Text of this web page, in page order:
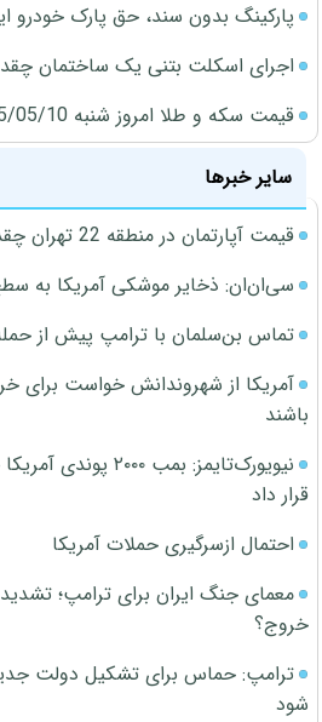
پارکینگ بدون سند، حق پارک خودرو
اجرای اسکلت بتنی یک ساختمان
قیمت سکه و طلا امروز شنبه 1405/05/10
سایر خبرها
قیمت آپارتمان در منطقه 22 تهران چقدر است؟
سی‌ان‌ان: ذخایر موشکی آمریکا به
تماس بن‌سلمان با ترامپ پیش از حمله
آمریکا از شهروندانش خواست برای
باشند
نیویورک‌تایمز: بمب
قرار داد
احتمال ازسرگیری حملات آمریکا
معمای جنگ ایران برای ترامپ؛ تشدید
خروج؟
ترامپ: حماس برای تشکیل دولت
شود